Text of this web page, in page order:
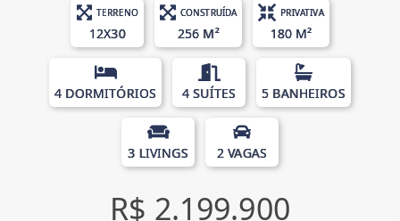
TERRENO
12X30
CONSTRUÍDA
256 M²
PRIVATIVA
180 M²
4 DORMITÓRIOS 4 SUÍTES 5 BANHEIROS
3 LIVINGS 2 VAGAS
R$ 2.199.900